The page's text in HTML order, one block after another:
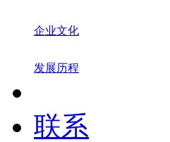
企业文化
发展历程
联系